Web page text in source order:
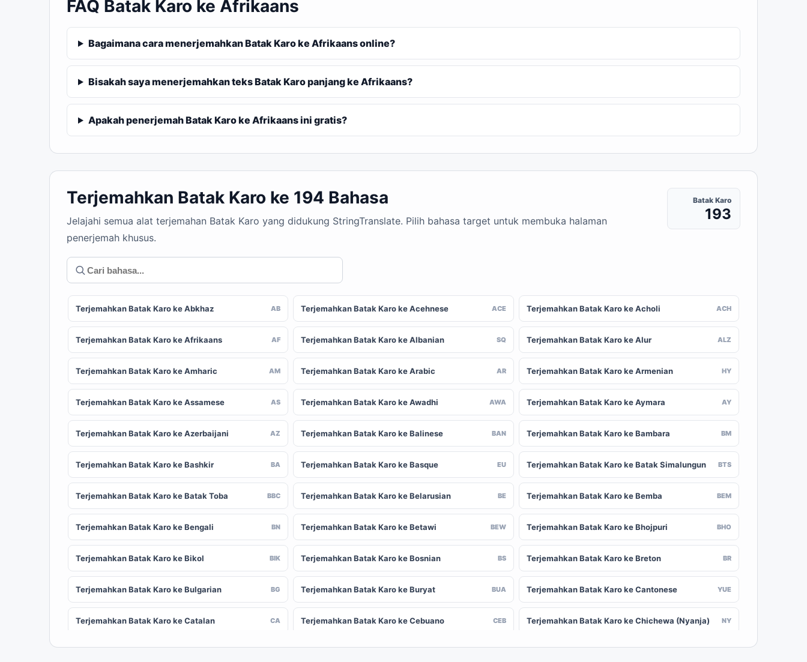
FAQ Batak Karo ke Afrikaans
Bagaimana cara menerjemahkan Batak Karo ke Afrikaans online?
Bisakah saya menerjemahkan teks Batak Karo panjang ke Afrikaans?
Apakah penerjemah Batak Karo ke Afrikaans ini gratis?
Terjemahkan Batak Karo ke 194 Bahasa
Jelajahi semua alat terjemahan Batak Karo yang didukung StringTranslate. Pilih bahasa target untuk membuka halaman
penerjemah khusus.
Batak Karo
193
Terjemahkan Batak Karo ke Abkhaz AB Terjemahkan Batak Karo ke Acehnese ACE Terjemahkan Batak Karo ke Acholi ACH
Terjemahkan Batak Karo ke Afrikaans AF Terjemahkan Batak Karo ke Albanian SQ Terjemahkan Batak Karo ke Alur ALZ
Terjemahkan Batak Karo ke Amharic AM Terjemahkan Batak Karo ke Arabic AR Terjemahkan Batak Karo ke Armenian HY
Terjemahkan Batak Karo ke Assamese AS Terjemahkan Batak Karo ke Awadhi AWA Terjemahkan Batak Karo ke Aymara AY
Terjemahkan Batak Karo ke Azerbaijani AZ Terjemahkan Batak Karo ke Balinese BAN Terjemahkan Batak Karo ke Bambara BM
Terjemahkan Batak Karo ke Bashkir BA Terjemahkan Batak Karo ke Basque EU Terjemahkan Batak Karo ke Batak Simalungun BTS
Terjemahkan Batak Karo ke Batak Toba BBC Terjemahkan Batak Karo ke Belarusian BE Terjemahkan Batak Karo ke Bemba BEM
Terjemahkan Batak Karo ke Bengali BN Terjemahkan Batak Karo ke Betawi BEW Terjemahkan Batak Karo ke Bhojpuri BHO
Terjemahkan Batak Karo ke Bikol BIK Terjemahkan Batak Karo ke Bosnian BS Terjemahkan Batak Karo ke Breton BR
Terjemahkan Batak Karo ke Bulgarian BG Terjemahkan Batak Karo ke Buryat BUA Terjemahkan Batak Karo ke Cantonese YUE
Terjemahkan Batak Karo ke Catalan CA Terjemahkan Batak Karo ke Cebuano CEB Terjemahkan Batak Karo ke Chichewa (Nyanja) NY
Terjemahkan Batak Karo ke Chinese
Terjemahkan Batak Karo ke Chinese